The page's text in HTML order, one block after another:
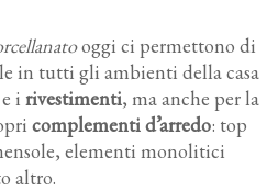
oggi ci permettono di
in tutti gli ambienti della casa
e i rivestimenti, ma anche per la
complementi d’arredo: top
elementi monolitici
altro.